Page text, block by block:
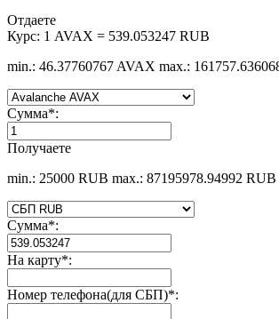
Отдаете
Курс: 1 AVAX = 539.053247 RUB
min.: 46.37760767 AVAX max.:
Сумма*:
Получаете
min.: 25000 RUB max.: 87195978.94992 RUB
Сумма*:
На карту*:
Номер телефона(для СБП)*: